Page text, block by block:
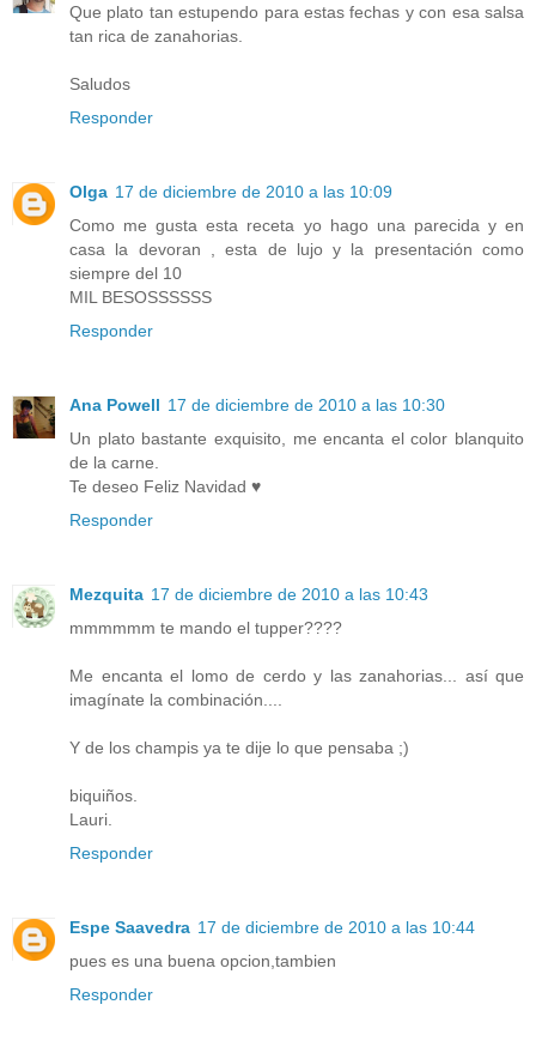
Que plato tan estupendo para estas fechas y con esa salsa
tan rica de zanahorias.
Saludos
Responder
Olga 17 de diciembre de 2010 a las 10:09
Como me gusta esta receta yo hago una parecida y en
casa la devoran , esta de lujo y la presentación como
siempre del 10
MIL BESOSSSSSS
Responder
Ana Powell 17 de diciembre de 2010 a las 10:30
Un plato bastante exquisito, me encanta el color blanquito
de la carne.
Te deseo Feliz Navidad ♥
Responder
Mezquita 17 de diciembre de 2010 a las 10:43
mmmmmm te mando el tupper????
Me encanta el lomo de cerdo y las zanahorias... así que
imagínate la combinación....
Y de los champis ya te dije lo que pensaba ;)
biquiños.
Lauri.
Responder
Espe Saavedra 17 de diciembre de 2010 a las 10:44
pues es una buena opcion,tambien
Responder